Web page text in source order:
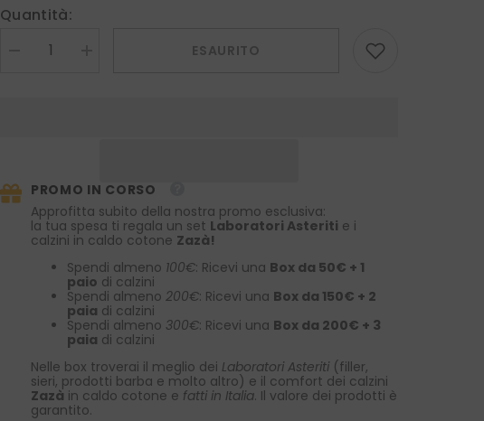
Quantità:
Diminuire
ESAURITO
PROMO IN CORSO
Approfitta subito della nostra promo esclusiva:
la tua spesa ti regala un set Laboratori Asteriti e i
calzini in caldo cotone Zazà!
Spendi almeno 100€: Ricevi una Box da 50€ + 1
paio di calzini
Spendi almeno200€: Ricevi una Box da 150€ + 2
paia di calzini
Spendi almeno 300€: Ricevi una Box da 200€ + 3
paia di calzini
Nelle box troverai il meglio dei Laboratori Asteriti (filler,
sieri, prodotti barba e molto altro) e il comfort dei calzini
Zazà in caldo cotone e fatti in Italia. Il valore dei prodotti è
garantito.